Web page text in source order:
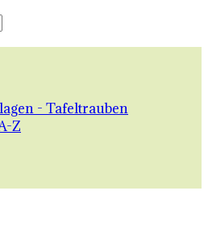
- Tafeltrauben
Z